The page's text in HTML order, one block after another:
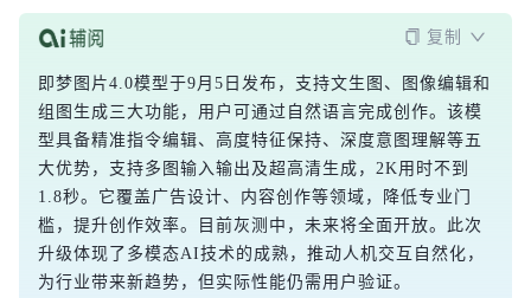
复制
即梦图片4.0模型于9月5日发布，支持文生图、图像编辑和
组图生成三大功能，用户可通过自然语言完成创作。该模
型具备精准指令编辑、高度特征保持、深度意图理解等五
大优势，支持多图输入输出及超高清生成，2K用时不到
1.8秒。它覆盖广告设计、内容创作等领域，降低专业门
槛，提升创作效率。目前灰测中，未来将全面开放。此次
升级体现了多模态AI技术的成熟，推动人机交互自然化，
为行业带来新趋势，但实际性能仍需用户验证。